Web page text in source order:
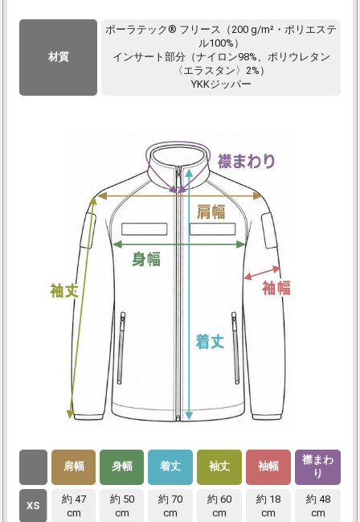
材質
ポーラテック® フリース（200 g/m²・ポリエステ
ル100%）
インサート部分（ナイロン98%、ポリウレタン
〈エラスタン〉2%）
YKKジッパー
肩幅 身幅 着丈 袖丈 袖幅
襟まわ
り
XS
約 47
cm
約 50
cm
約 70
cm
約 60
cm
約 18
cm
約 48
cm